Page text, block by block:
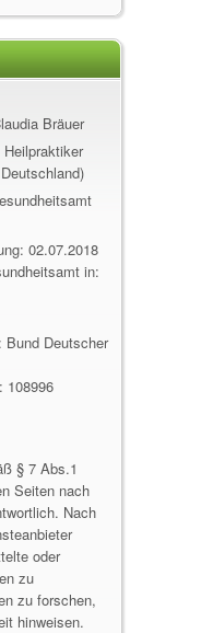
Bräuer
02.07.2018
in:
Bund Deutscher
108996
§ 7 Abs.1
Seiten nach
Nach
oder
zu
zu forschen,
hinweisen.